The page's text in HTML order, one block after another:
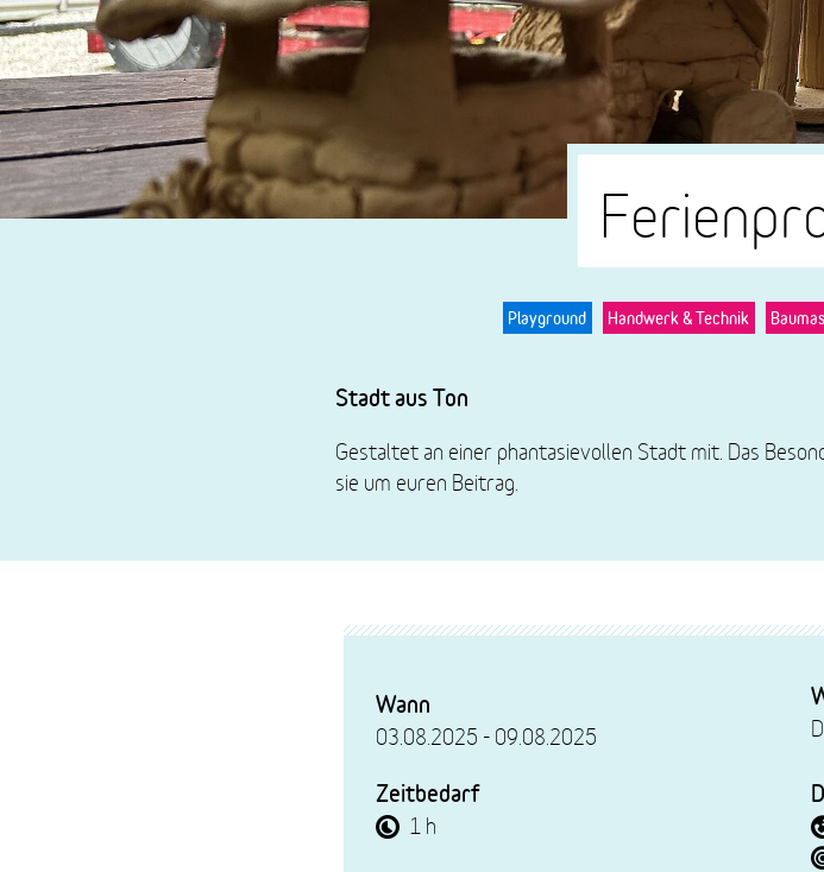
Playground Handwerk & Technik
Stadt aus Ton
Gestaltet an einer phantasievollen Stadt mit. Das
sie um euren Beitrag.
Wann
03.08.2025 - 09.08.2025
Zeitbedarf
1 h